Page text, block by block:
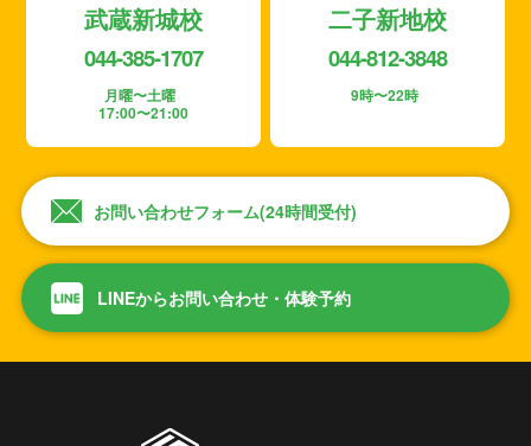
武蔵新城校
044-385-1707
月曜〜土曜
17:00〜21:00
二子新地校
044-812-3848
9時〜22時
お問い合わせフォーム(24時間受付)
LINEからお問い合わせ・体験予約